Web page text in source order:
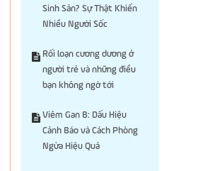
Sinh Sản? Sự Thật Khiến
Nhiều Người Sốc
Rối loạn cương dương ở
người trẻ và những điều
bạn không ngờ tới
Viêm Gan B: Dấu Hiệu
Cảnh Báo và Cách Phòng
Ngừa Hiệu Quả